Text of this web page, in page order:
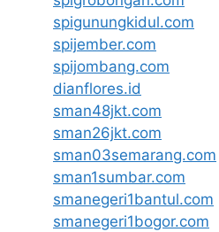
spigunungkidul.com
spijember.com
spijombang.com
dianflores.id
sman48jkt.com
sman26jkt.com
sman03semarang.com
sman1sumbar.com
smanegeri1bantul.com
smanegeri1bogor.com